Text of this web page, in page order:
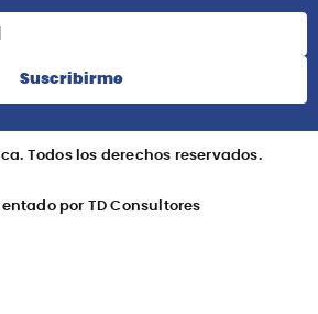
Suscribirme
Todos los derechos reservados.
por TD Consultores